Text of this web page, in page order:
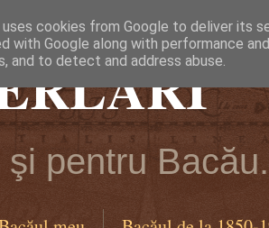
şi pentru
cookies from Google to deliver its
with Google along with performance
and to detect and address abuse.